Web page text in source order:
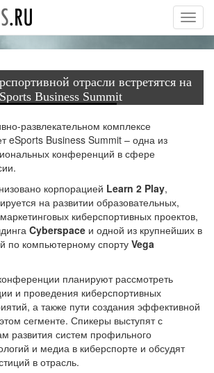
отрасли встретятся на
Business Summit
развлекательном комплексе
eSports Business Summit – одна из
конференций в сфере
корпорацией Learn 2 Play,
на развитии образовательных,
киберспортивных проектов,
Cyberspace и одной из крупнейших в
по компьютерному спорту Vega
планируют рассмотреть
и проведения киберспортивных
а также пути создания эффективной
сегменте. Спикеры выступят с
развития систем профильного
и медиа в киберспорте и обсудят
в отрасль.